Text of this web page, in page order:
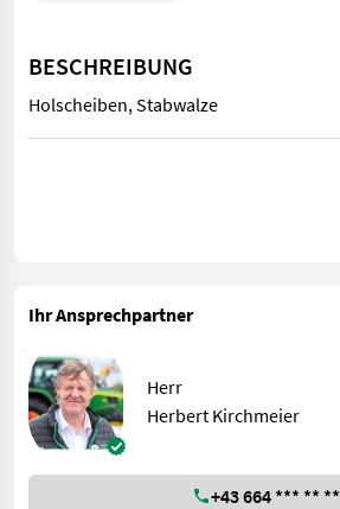
BESCHREIBUNG
Holscheiben, Stabwalze
Holscheiben, Stabwalze
Ihr Ansprechpartner
Herr
Herbert Kirchmeier
+43 664 *** ** **